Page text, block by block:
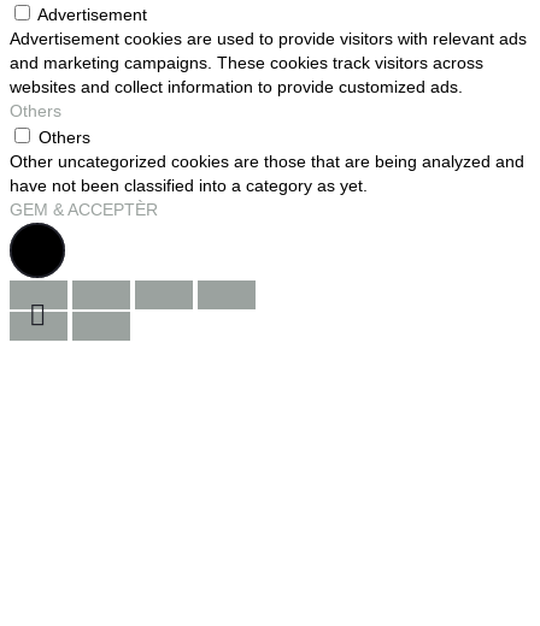
Advertisement
Advertisement cookies are used to provide visitors with relevant ads
and marketing campaigns. These cookies track visitors across
websites and collect information to provide customized ads.
Others
Others
Other uncategorized cookies are those that are being analyzed and
have not been classified into a category as yet.
GEM & ACCEPTÈR